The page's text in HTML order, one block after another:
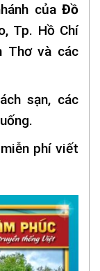
của Đồ
Tp. Hồ Chí
Thơ và các
sạn, các
phí viết